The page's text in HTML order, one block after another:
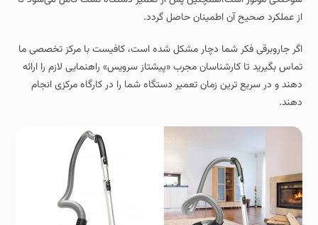
از عملکرد صحیح آن اطمینان حاصل گردد.
اگر جاروبرقی فکر شما دچار مشکل شده است، کافیست با مرکز تخصصی ما
تماس بگیرید تا کارشناسان مجرب «پیشتاز سرویس» راهنمایی لازم را ارائه
دهند و در سریع‌ ترین زمان تعمیر دستگاه شما را در کارگاه مرکزی انجام
دهند.